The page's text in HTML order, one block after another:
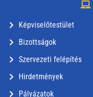
Képviselőtestület
Bizottságok
Szervezeti felépítés
Hirdetmények
Pályázatok